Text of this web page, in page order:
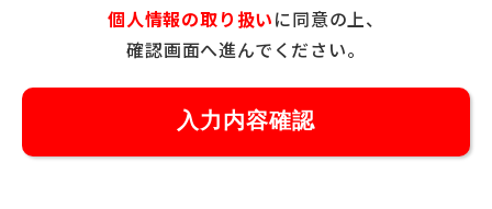
個人情報の取り扱い に同意の上、
確認画面へ進んでください。